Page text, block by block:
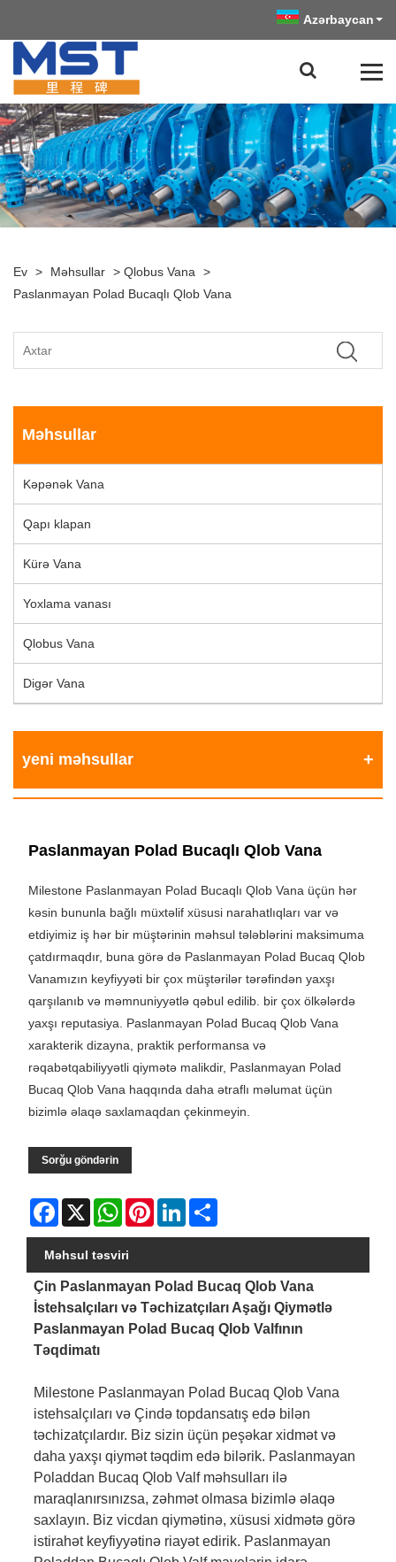
Azərbaycan
Ev > Məhsullar > Qlobus Vana
>
Paslanmayan Polad Bucaqlı Qlob Vana
Məhsullar
Kəpənək Vana
Qapı klapan
Kürə Vana
Yoxlama vanası
Qlobus Vana
Digər Vana
yeni məhsullar
Paslanmayan Polad Bucaqlı Qlob Vana
Milestone Paslanmayan Polad Bucaqlı Qlob Vana üçün hər
kəsin bununla bağlı müxtəlif xüsusi narahatlıqları var və
etdiyimiz iş hər bir müştərinin məhsul tələblərini maksimuma
çatdırmaqdır, buna görə də Paslanmayan Polad Bucaq Qlob
Vanamızın keyfiyyəti bir çox müştərilər tərəfindən yaxşı
qarşılanıb və məmnuniyyətlə qəbul edilib. bir çox ölkələrdə
yaxşı reputasiya. Paslanmayan Polad Bucaq Qlob Vana
xarakterik dizayna, praktik performansa və
rəqabətqabiliyyətli qiymətə malikdir, Paslanmayan Polad
Bucaq Qlob Vana haqqında daha ətraflı məlumat üçün
bizimlə əlaqə saxlamaqdan çekinmeyin.
Sorğu göndərin
Facebook
X WhatsAppPinterestLinkedIn
Məhsul təsviri
Çin Paslanmayan Polad Bucaq Qlob Vana
İstehsalçıları və Təchizatçıları Aşağı Qiymətlə
Paslanmayan Polad Bucaq Qlob Valfının
Təqdimatı
Milestone Paslanmayan Polad Bucaq Qlob Vana
istehsalçıları və Çində topdansatış edə bilən
təchizatçılardır. Biz sizin üçün peşəkar xidmət və
daha yaxşı qiymət təqdim edə bilərik. Paslanmayan
Poladdan Bucaq Qlob Valf məhsulları ilə
maraqlanırsınızsa, zəhmət olmasa bizimlə əlaqə
saxlayın. Biz vicdan qiymətinə, xüsusi xidmətə görə
istirahət keyfiyyətinə riayət edirik. Paslanmayan